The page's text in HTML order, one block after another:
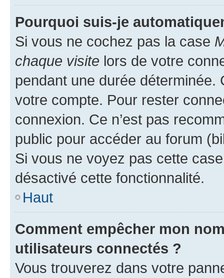
Pourquoi suis-je
Si vous ne cochez pas la case
chaque visite lors de votre
pendant une durée déterminée.
votre compte. Pour rester
connexion. Ce n’est pas
public pour accéder au forum
Si vous ne voyez pas cette
désactivé cette fonctionnalité.
Haut
Comment empêcher mon
utilisateurs connectés ?
Vous trouverez dans votre